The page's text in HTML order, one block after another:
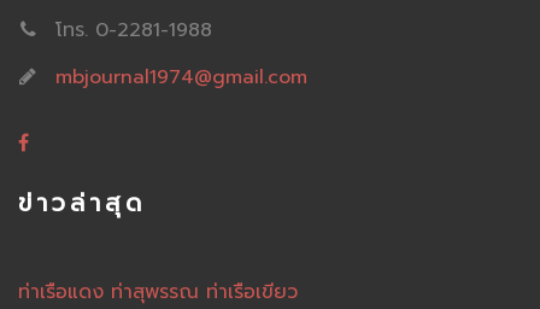
โทร. 0-2281-1988
mbjournal1974@gmail.com
ข่าวล่าสุด
ท่าเรือแดง ท่าสุพรรณ ท่าเรือเขียว